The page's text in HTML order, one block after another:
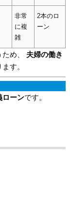
非常
に複
雑
2本のロ
ーン
め、 夫婦の働き
す。
ローンです。